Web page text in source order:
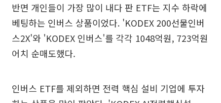
반면 개인들이 가장 많이 내다 판 ETF는 지수 하락에
베팅하는 인버스 상품이었다. 'KODEX 200선물인버
스2X'와 'KODEX 인버스'를 각각 1048억원, 723억원
어치 순매도했다.
인버스 ETF를 제외하면 전력 핵심 설비 기업에 투자